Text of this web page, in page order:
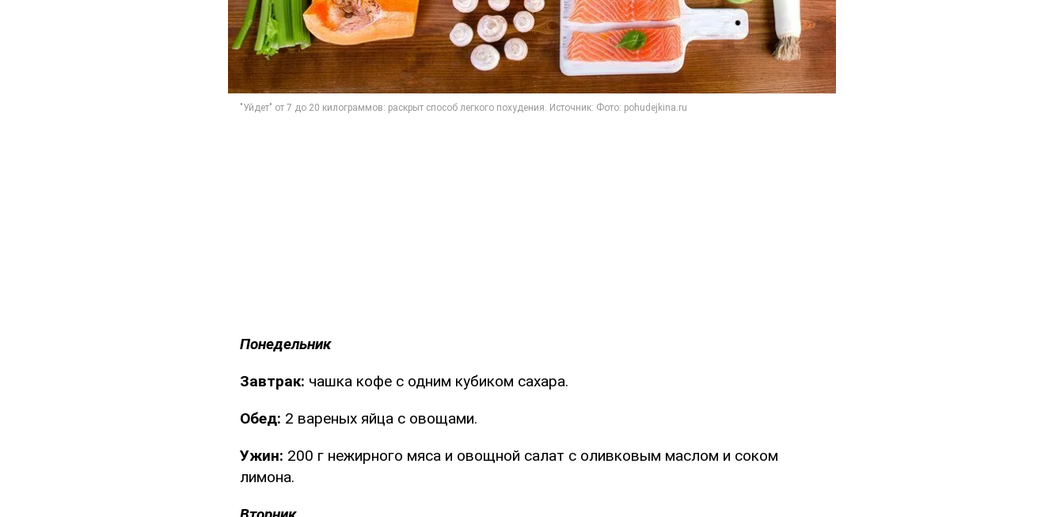
Понедельник
Завтрак: чашка кофе с одним кубиком сахара.
Обед: 2 вареных яйца с овощами.
Ужин: 200 г нежирного мяса и овощной салат с оливковым маслом и соком
лимона.